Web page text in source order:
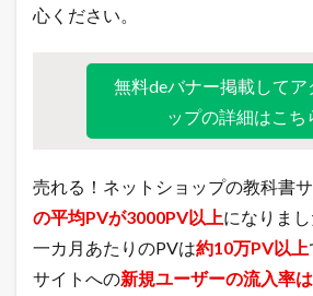
心ください。
無料deバナー掲載してア
ップの詳細はこち
売れる！ネットショップの教科書
の平均PVが3000PV以上になりまし
一カ月あたりのPVは約10万PV以上
サイトへの新規ユーザーの流入率